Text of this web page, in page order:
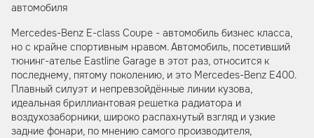
автомобиля
Mercedes-Benz E-class Coupe - автомобиль бизнес класса,
но с крайне спортивным нравом. Автомобиль, посетивший
тюнинг-ателье Eastline Garage в этот раз, относится к
последнему, пятому поколению, и это Mercedes-Benz E400.
Плавный силуэт и непревзойдённые линии кузова,
идеальная бриллиантовая решетка радиатора и
воздухозаборники, широко распахнутый взгляд и узкие
задние фонари, по мнению самого производителя,